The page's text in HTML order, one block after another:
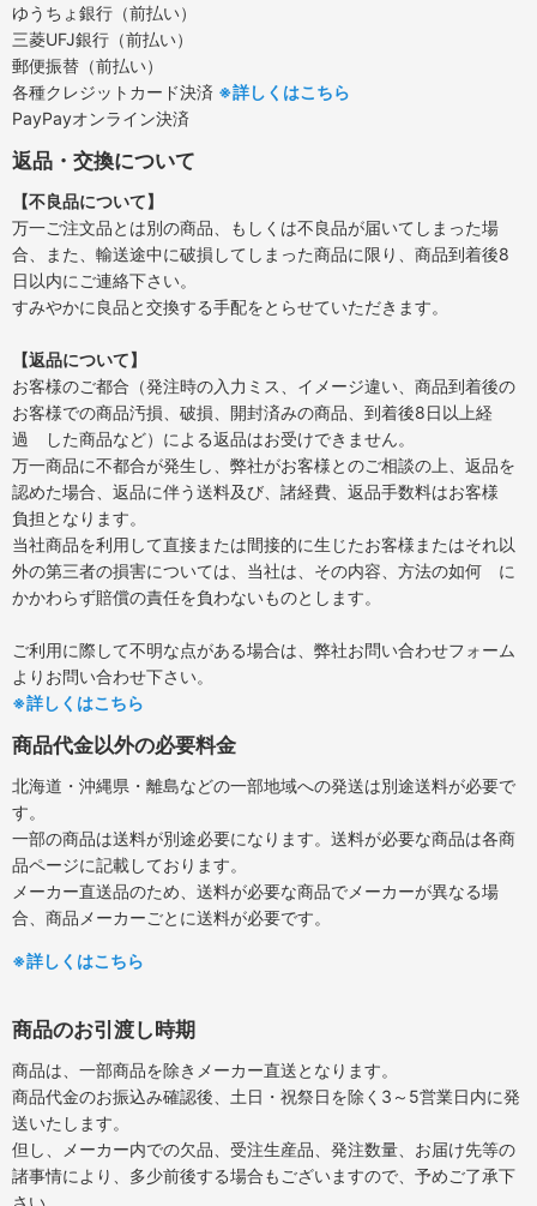
ゆうちょ銀行（前払い）
三菱UFJ銀行（前払い）
郵便振替（前払い）
各種クレジットカード決済 ※詳しくはこちら
PayPayオンライン決済
返品・交換について
【不良品について】
万一ご注文品とは別の商品、もしくは不良品が届いてしまった場
合、また、輸送途中に破損してしまった商品に限り、商品到着後8
日以内にご連絡下さい。
すみやかに良品と交換する手配をとらせていただきます。
【返品について】
お客様のご都合（発注時の入力ミス、イメージ違い、商品到着後の
お客様での商品汚損、破損、開封済みの商品、到着後8日以上経
過 した商品など）による返品はお受けできません。
万一商品に不都合が発生し、弊社がお客様とのご相談の上、返品を
認めた場合、返品に伴う送料及び、諸経費、返品手数料はお客様
負担となります。
当社商品を利用して直接または間接的に生じたお客様またはそれ以
外の第三者の損害については、当社は、その内容、方法の如何 に
かかわらず賠償の責任を負わないものとします。
ご利用に際して不明な点がある場合は、弊社お問い合わせフォーム
よりお問い合わせ下さい。
※詳しくはこちら
商品代金以外の必要料金
北海道・沖縄県・離島などの一部地域への発送は別途送料が必要で
す。
一部の商品は送料が別途必要になります。送料が必要な商品は各商
品ページに記載しております。
メーカー直送品のため、送料が必要な商品でメーカーが異なる場
合、商品メーカーごとに送料が必要です。
※詳しくはこちら
商品のお引渡し時期
商品は、一部商品を除きメーカー直送となります。
商品代金のお振込み確認後、土日・祝祭日を除く3～5営業日内に発
送いたします。
但し、メーカー内での欠品、受注生産品、発注数量、お届け先等の
諸事情により、多少前後する場合もございますので、予めご了承下
さい。